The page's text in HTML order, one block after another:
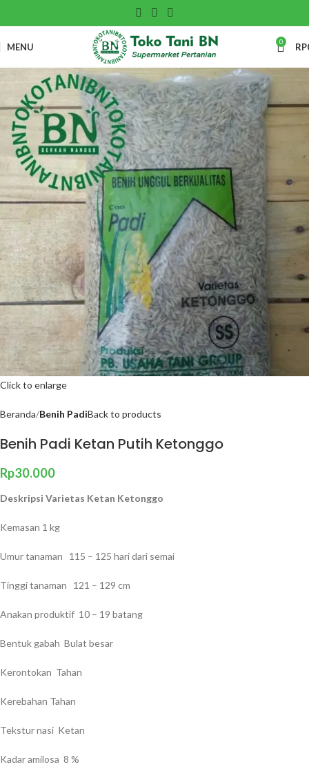
MENU 0 RP
Click to enlarge
Beranda Benih PadiBack to products
Benih Padi Ketan Putih Ketonggo
Rp30.000
Deskripsi Varietas Ketan Ketonggo
Kemasan 1 kg
Umur tanaman 115 – 125 hari dari semai
Tinggi tanaman 121 – 129 cm
Anakan produktif 10 – 19 batang
Bentuk gabah Bulat besar
Kerontokan Tahan
Kerebahan Tahan
Tekstur nasi Ketan
Kadar amilosa 8 %